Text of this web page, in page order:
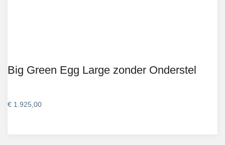
Big Green Egg Large zonder Onderstel
€ 1.925,00